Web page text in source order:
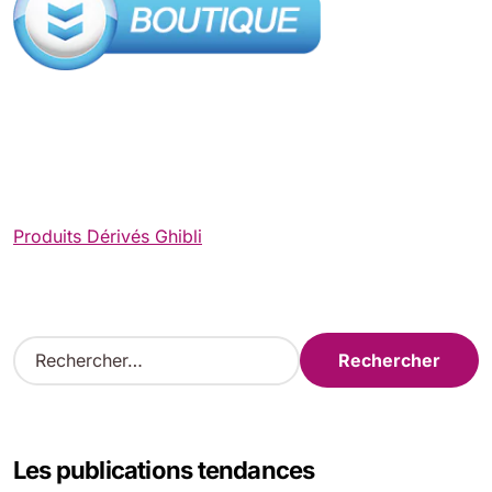
Produits Dérivés Ghibli
R
e
rLes publications tendances